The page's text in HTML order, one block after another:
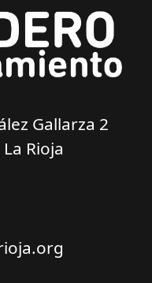
Gallarza 2
Rioja